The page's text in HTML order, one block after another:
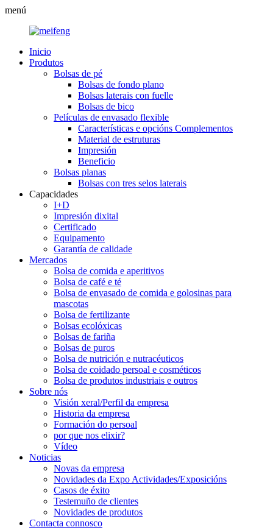
menú
Inicio
Produtos
Bolsas de pé
Bolsas de fondo plano
Bolsas laterais con fuelle
Bolsas de bico
Películas de envasado flexible
Características e opcións Complementos
Material de estruturas
Impresión
Beneficio
Bolsas planas
Bolsas con tres selos laterais
Capacidades
I+D
Impresión dixital
Certificado
Equipamento
Garantía de calidade
Mercados
Bolsa de comida e aperitivos
Bolsa de café e té
Bolsa de envasado de comida e golosinas para
mascotas
Bolsa de fertilizante
Bolsas ecolóxicas
Bolsas de fariña
Bolsas de puros
Bolsa de nutrición e nutracéuticos
Bolsa de coidado persoal e cosméticos
Bolsa de produtos industriais e outros
Sobre nós
Visión xeral/Perfil da empresa
Historia da empresa
Formación do persoal
por que nos elixir?
Vídeo
Noticias
Novas da empresa
Novidades da Expo Actividades/Exposicións
Casos de éxito
Testemuño de clientes
Novidades de produtos
Contacta connosco